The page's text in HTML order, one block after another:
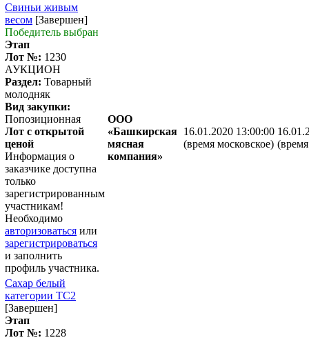
Свиньи живым
весом [Завершен]
Победитель выбран
Этап
Лот №: 1230
АУКЦИОН
Раздел: Товарный
молодняк
Вид закупки:
Попозиционная
Лот с открытой
ценой
Информация о
заказчике доступна
только
зарегистрированным
участникам!
Необходимо
авторизоваться или
зарегистрироваться
и заполнить
профиль участника.
ООО
«Башкирская
мясная
компания»
16.01.2020 13:00:00
(время московское)
Сахар белый
категории ТС2
[Завершен]
Этап
Лот №: 1228